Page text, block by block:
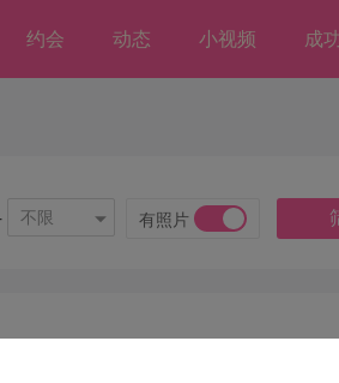
约会 动态 小视频 成
不限 有照片